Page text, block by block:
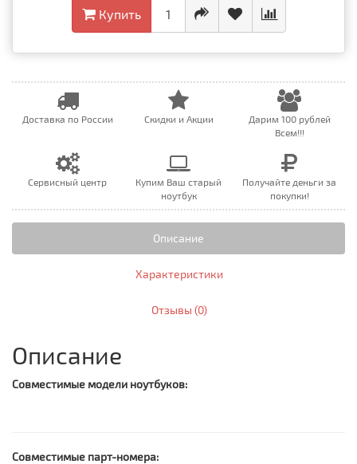
Купить
Доставка по России Скидки и Акции
Дарим 100 рублей
Всем!!!
Сервисный центр
Купим Ваш старый
ноутбук
Получайте деньги за
покупки!
Описание
Характеристики
Отзывы (0)
Описание
Совместимые модели ноутбуков:
Совместимые парт-номера: